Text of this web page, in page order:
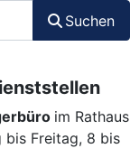
Suchen
im Rathaus
bis Freitag, 8 bis